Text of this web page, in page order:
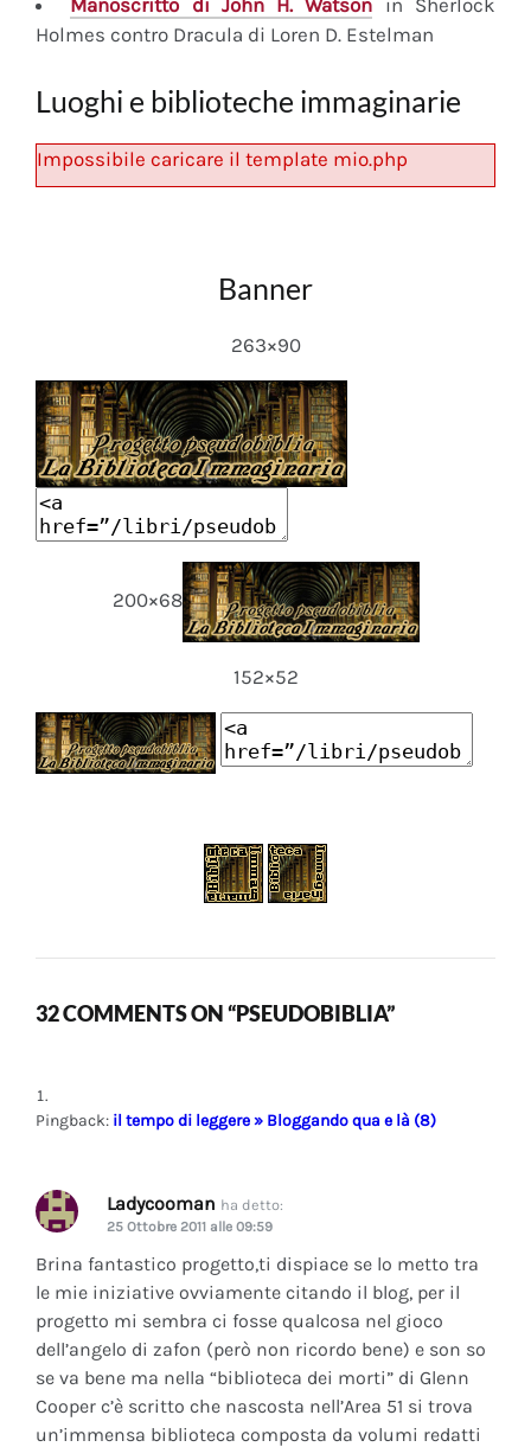
Holmes contro Dracula di Loren D. Estelman
Luoghi e biblioteche immaginarie
Impossibile caricare il template mio.php
Banner
263×90
200×68
152×52
32 COMMENTS ON “PSEUDOBIBLIA”
Pingback: il tempo di leggere » Bloggando qua e là (8)
Ladycooman ha detto:
25 Ottobre 2011 alle 09:59
Brina fantastico progetto,ti dispiace se lo metto tra
le mie iniziative ovviamente citando il blog, per il
progetto mi sembra ci fosse qualcosa nel gioco
dell’angelo di zafon (però non ricordo bene) e son so
se va bene ma nella “biblioteca dei morti” di Glenn
Cooper c’è scritto che nascosta nell’Area 51 si trova
un’immensa biblioteca composta da volumi redatti